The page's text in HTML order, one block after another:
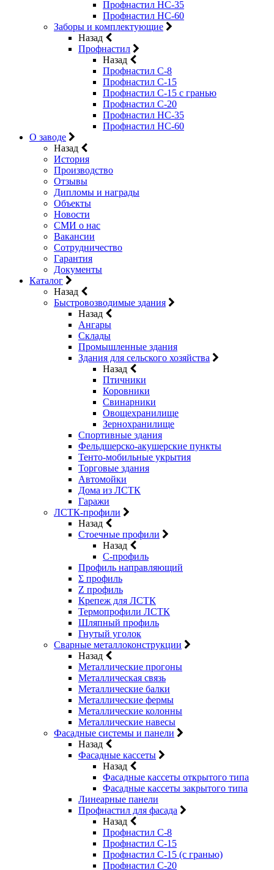
Профнастил НС-35
Профнастил НС-60
Заборы и комплектующие
Назад
Профнастил
Назад
Профнастил С-8
Профнастил С-15
Профнастил C-15 с гранью
Профнастил C-20
Профнастил НС-35
Профнастил НС-60
О заводе
Назад
История
Производство
Отзывы
Дипломы и награды
Объекты
Новости
СМИ о нас
Вакансии
Сотрудничество
Гарантия
Документы
Каталог
Назад
Быстровозводимые здания
Назад
Ангары
Склады
Промышленные здания
Здания для сельского хозяйства
Назад
Птичники
Коровники
Свинарники
Овощехранилище
Зернохранилище
Спортивные здания
Фельдшерско-акушерские пункты
Тенто-мобильные укрытия
Торговые здания
Автомойки
Дома из ЛСТК
Гаражи
ЛСТК-профили
Назад
Стоечные профили
Назад
C-профиль
Профиль направляющий
Σ профиль
Z профиль
Крепеж для ЛСТК
Термопрофили ЛСТК
Шляпный профиль
Гнутый уголок
Сварные металлоконструкции
Назад
Металлические прогоны
Металлическая связь
Металлические балки
Металлические фермы
Металлические колонны
Металлические навесы
Фасадные системы и панели
Назад
Фасадные кассеты
Назад
Фасадные кассеты открытого типа
Фасадные кассеты закрытого типа
Линеарные панели
Профнастил для фасада
Назад
Профнастил С-8
Профнастил С-15
Профнастил С-15 (с гранью)
Профнастил С-20